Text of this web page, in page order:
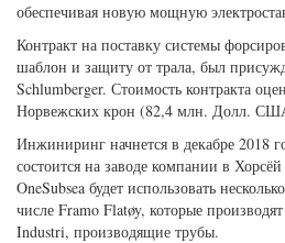
обеспечивая новую мощную
Контракт на поставку системы
шаблон и защиту от трала, был
Schlumberger. Стоимость контракта
Норвежских крон (82,4 млн. Долл.
Инжиниринг начнется в декабре 2018
состоится на заводе компании в
OneSubsea будет использовать
числе Framo Flatøy, которые
Industri, производящие трубы.